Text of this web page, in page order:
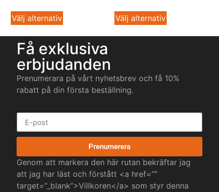
Välj alternativ Välj alternativ
Få exklusiva
erbjudanden
Prenumerara på vårt nyhetsbrev och få 10%
rabatt på din första beställning.
Prenumerera
Genom att markera den här rutan bekräftar jag
att jag har läst och förstått <a href=””
target=”_blank”>Villkoren</a> som styr denna